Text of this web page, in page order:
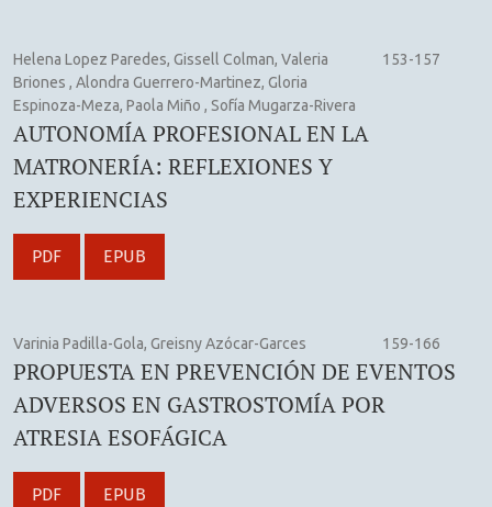
Helena Lopez Paredes, Gissell Colman, Valeria
Briones , Alondra Guerrero-Martinez, Gloria
Espinoza-Meza, Paola Miño , Sofía Mugarza-Rivera
153-157
AUTONOMÍA PROFESIONAL EN LA
MATRONERÍA: REFLEXIONES Y
EXPERIENCIAS
PDF EPUB
Varinia Padilla-Gola, Greisny Azócar-Garces 159-166
PROPUESTA EN PREVENCIÓN DE EVENTOS
ADVERSOS EN GASTROSTOMÍA POR
ATRESIA ESOFÁGICA
PDF EPUB